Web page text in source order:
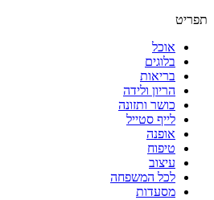
תפריט
אוכל
בלוגים
בריאות
הריון ולידה
כושר ותזונה
לייף סטייל
אופנה
טיפוח
עיצוב
לכל המשפחה
מסעדות